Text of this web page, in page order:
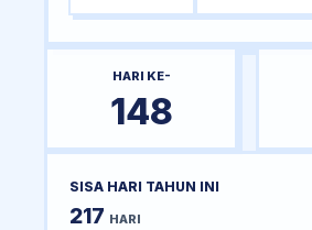
HARI KE-
148
SISA HARI TAHUN INI
217 HARI